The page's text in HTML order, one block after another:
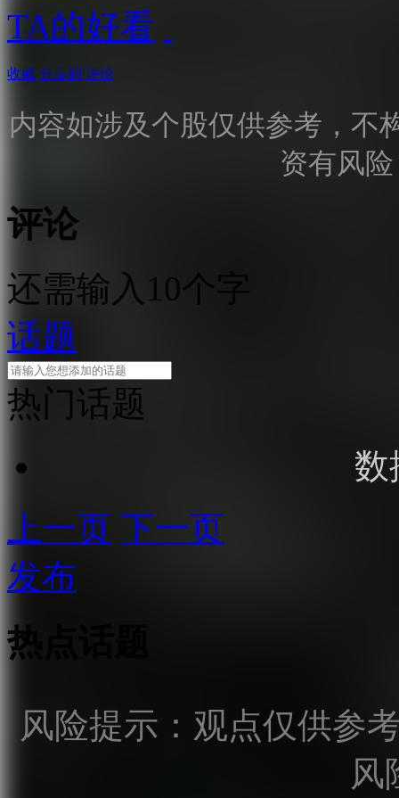
TA的好看
收藏 分享到 评论
内容如涉及个股仅供参考，不
资有风
评论
还需输入10个字
话题
热门话题
数
上一页 下一页
发布
热点话题
风险提示：观点仅供参
风